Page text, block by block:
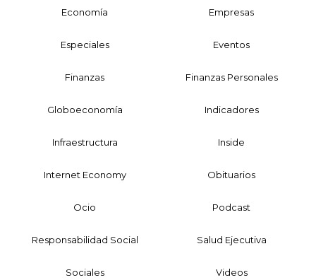
Economía Empresas
Especiales Eventos
Finanzas Finanzas Personales
Globoeconomía Indicadores
Infraestructura Inside
Internet Economy Obituarios
Ocio Podcast
Responsabilidad Social Salud Ejecutiva
Sociales Videos